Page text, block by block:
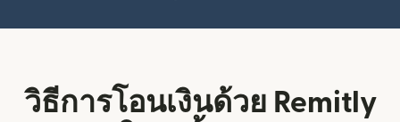
วิธีการโอนเงินด้วย Remitly